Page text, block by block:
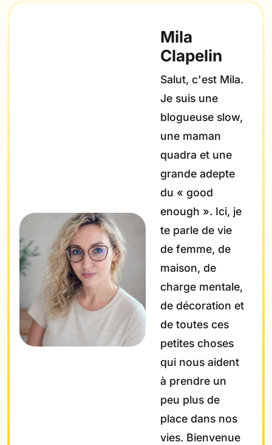
Mila
Clapelin
Salut, c'est Mila.
Je suis une
blogueuse slow,
une maman
quadra et une
grande adepte
du « good
enough ». Ici, je
te parle de vie
de femme, de
maison, de
charge mentale,
de décoration et
de toutes ces
petites choses
qui nous aident
à prendre un
peu plus de
place dans nos
vies. Bienvenue